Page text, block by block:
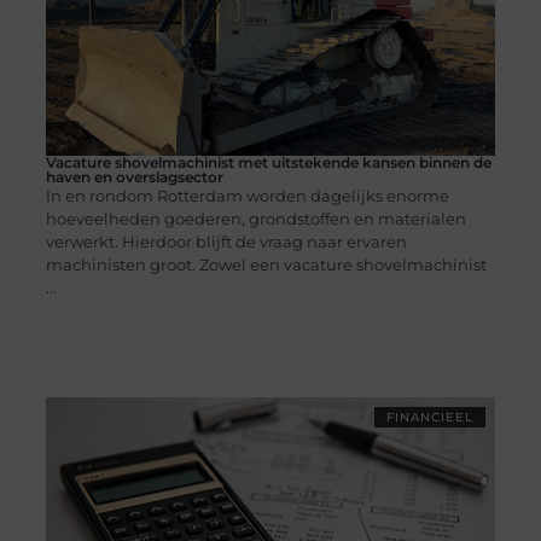
Vacature shovelmachinist met uitstekende kansen binnen de
haven en overslagsector
In en rondom Rotterdam worden dagelijks enorme
hoeveelheden goederen, grondstoffen en materialen
verwerkt. Hierdoor blijft de vraag naar ervaren
machinisten groot. Zowel een vacature shovelmachinist
FINANCIEEL